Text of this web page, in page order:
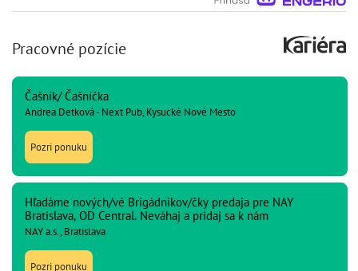
Pracovné pozície
Čašník/ Čašníčka
Andrea Detková - Next Pub, Kysucké Nové Mesto
Pozri ponuku
Hľadáme nových/vé Brigádnikov/čky predaja pre NAY
Bratislava, OD Central. Neváhaj a pridaj sa k nám
NAY a.s., Bratislava
Pozri ponuku